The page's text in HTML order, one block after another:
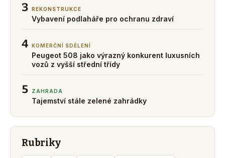
3 REKONSTRUKCE
Vybavení podlaháře pro ochranu zdraví
4 KOMERČNÍ SDĚLENÍ
Peugeot 508 jako výrazný konkurent luxusních
vozů z vyšší střední třídy
5 ZAHRADA
Tajemství stále zelené zahrádky
Rubriky